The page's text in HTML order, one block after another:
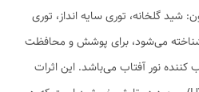
شید گلخانه، توری سایه انداز، توری
می‌شود، برای پوشش و محافظت
کننده نور آفتاب می‌باشد. این اثرات